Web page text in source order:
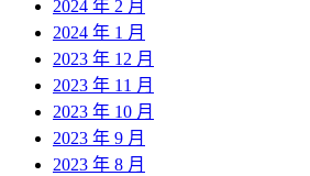
2024 年 2 月
2024 年 1 月
2023 年 12 月
2023 年 11 月
2023 年 10 月
2023 年 9 月
2023 年 8 月